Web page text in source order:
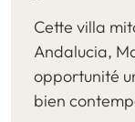
Cette villa
Andalucia,
opportunité
bien